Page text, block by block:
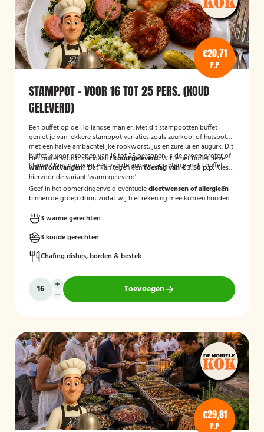
€20,71
P.P
STAMPPOT - VOOR 16 TOT 25 PERS. (KOUD
GELEVERD)
Een buffet op de Hollandse manier. Met dit stamppotten buffet
geniet je van lekkere stamppot variaties zoals zuurkool of hutspot
met een halve ambachtelijke rookworst, jus en zure ui en augurk. Dit
buffet is voor groepen van 16 tot 25 personen. Is de groep groter of
kleiner? Kies dan voor één van de andere varianten van dit buffet.
Het buffet wordt standaardkoud geleverd.Wil je het buffet liever
warm ontvangen?Dat kan tegen eentoeslag van € 3,50 p.p.Kies
hiervoor de variant 'warm geleverd'.
Geef in het opmerkingenveld eventueledieetwensen of allergieën
binnen de groep door, zodat wij hier rekening mee kunnen houden.
3 warme gerechten
3 koude gerechten
Chafing dishes, borden & bestek
Toevoegen
€29,81
P.P